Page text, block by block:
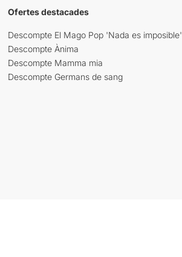
Ofertes destacades
Descompte El Mago Pop 'Nada es imposible'
Descompte Ànima
Descompte Mamma mia
Descompte Germans de sang